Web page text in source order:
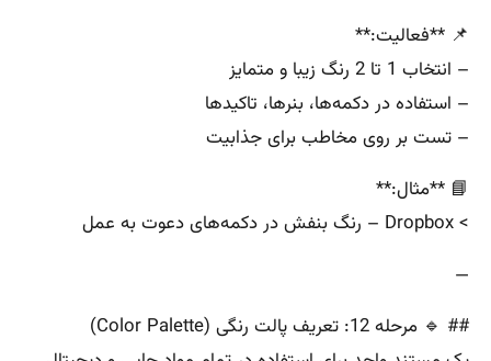
📌 **فعالیت:**
– انتخاب 1 تا 2 رنگ زیبا و متمایز
– استفاده در دکمه‌ها، بنرها، تاکیدها
– تست بر روی مخاطب برای جذابیت
📘 **مثال:**
> Dropbox – رنگ بنفش در دکمه‌های دعوت به عمل
—
## 🔹 مرحله 12: تعریف پالت رنگی (Color Palette)